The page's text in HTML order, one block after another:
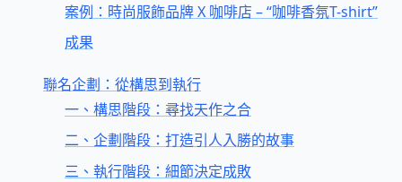
案例：時尚服飾品牌 X 咖啡店 – “咖啡香氛T-shirt”
成果
聯名企劃：從構思到執行
一、構思階段：尋找天作之合
二、企劃階段：打造引人入勝的故事
三、執行階段：細節決定成敗